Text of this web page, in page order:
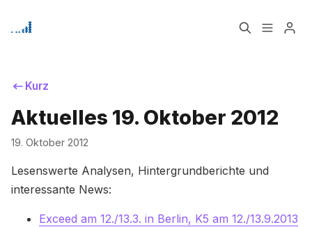
Home
Bitte geben Sie mindestens 3 Zeichen ein
Kurz
Aktuelles 19. Oktober 2012
19. Oktober 2012
Lesenswerte Analysen, Hintergrundberichte und
interessante News:
Exceed am 12./13.3. in Berlin, K5 am 12./13.9.2013